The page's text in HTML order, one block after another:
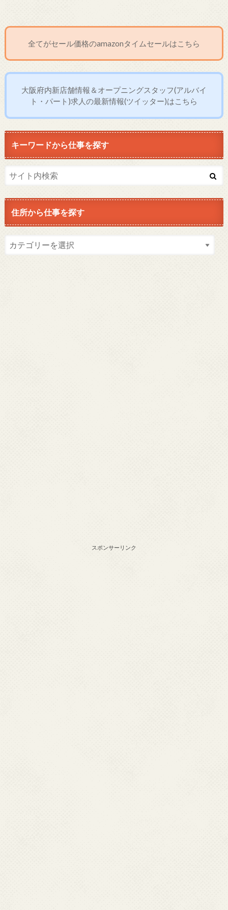
全てがセール価格のamazonタイムセールはこちら
大阪府内新店舗情報＆オープニングスタッフ(アルバイ
ト・パート)求人の最新情報(ツイッター)はこちら
キーワードから仕事を探す
住所から仕事を探す
スポンサーリンク